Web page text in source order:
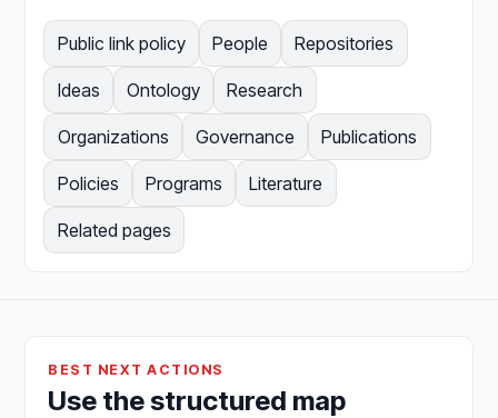
Public link policy People Repositories
Ideas Ontology Research
Organizations Governance Publications
Policies Programs Literature
Related pages
BEST NEXT ACTIONS
Use the structured map